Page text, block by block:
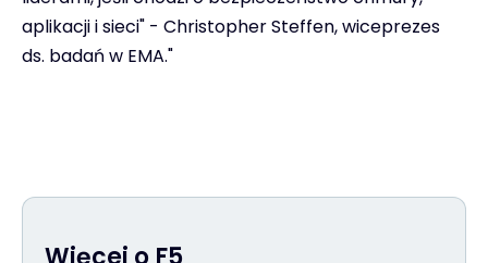
aplikacji i sieci" - Christopher Steffen, wiceprezes
ds. badań w EMA."